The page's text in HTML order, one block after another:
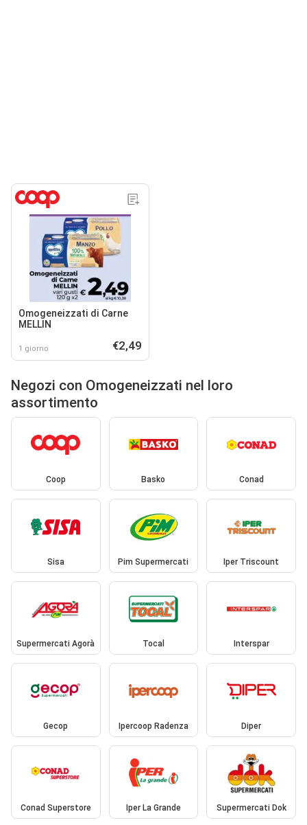
Omogeneizzati di Carne
MELLIN
1 giorno €2,49
Negozi con Omogeneizzati nel loro
assortimento
Coop Basko Conad
Sisa Pim Supermercati Iper Triscount
Supermercati Agorà Tocal Interspar
Gecop Ipercoop Radenza Diper
Conad Superstore Iper La Grande Supermercati Dok